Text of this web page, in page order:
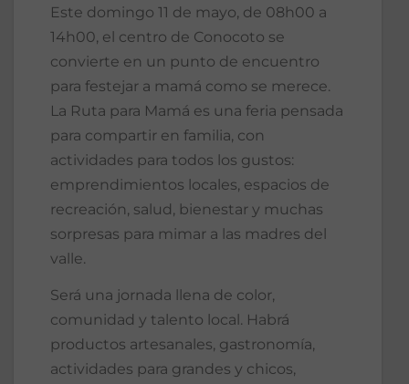
Este domingo 11 de mayo, de 08h00 a
14h00, el centro de Conocoto se
convierte en un punto de encuentro
para festejar a mamá como se merece.
La Ruta para Mamá es una feria pensada
para compartir en familia, con
actividades para todos los gustos:
emprendimientos locales, espacios de
recreación, salud, bienestar y muchas
sorpresas para mimar a las madres del
valle.
Será una jornada llena de color,
comunidad y talento local. Habrá
productos artesanales, gastronomía,
actividades para grandes y chicos,